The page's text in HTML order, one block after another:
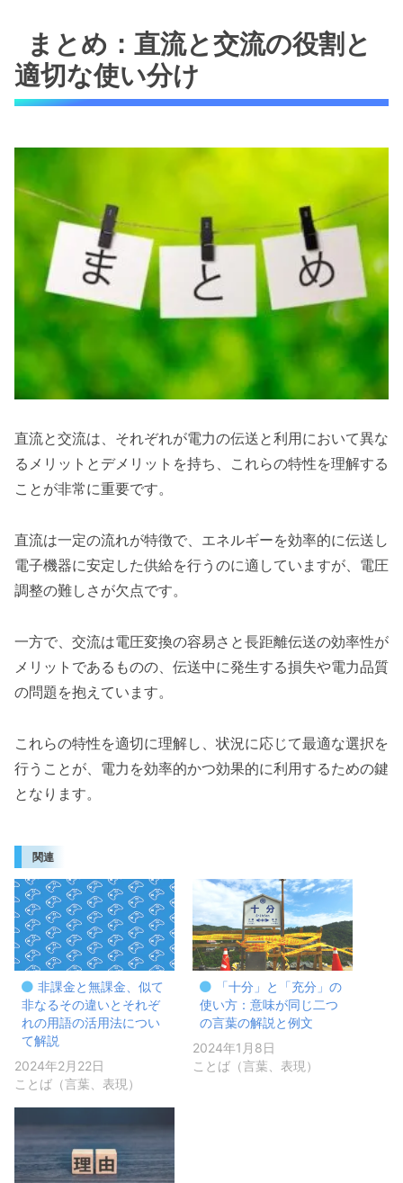
まとめ：直流と交流の役割と
適切な使い分け
直流と交流は、それぞれが電力の伝送と利用において異な
るメリットとデメリットを持ち、これらの特性を理解する
ことが非常に重要です。
直流は一定の流れが特徴で、エネルギーを効率的に伝送し
電子機器に安定した供給を行うのに適していますが、電圧
調整の難しさが欠点です。
一方で、交流は電圧変換の容易さと長距離伝送の効率性が
メリットであるものの、伝送中に発生する損失や電力品質
の問題を抱えています。
これらの特性を適切に理解し、状況に応じて最適な選択を
行うことが、電力を効率的かつ効果的に利用するための鍵
となります。
関連
非課金と無課金、似て
非なるその違いとそれぞ
れの用語の活用法につい
て解説
2024年2月22日
ことば（言葉、表現）
「十分」と「充分」の
使い方：意味が同じ二つ
の言葉の解説と例文
2024年1月8日
ことば（言葉、表現）